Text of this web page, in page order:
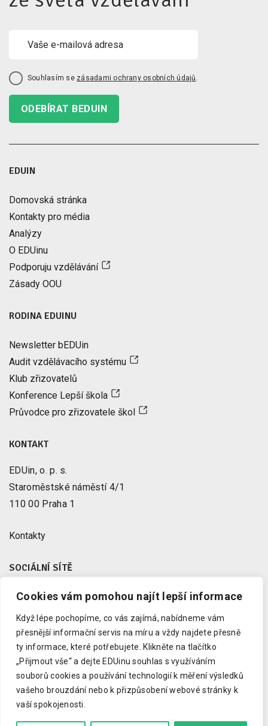
Cookies vám pomohou najít lepší informace
Když lépe pochopíme, co vás zajímá, nabídneme vám
přesnější informační servis na míru a vždy najdete přesně
ty informace, které potřebujete.
Klikněte na tlačítko
„Přijmout vše“ a dejte EDUinu souhlas s využíváním
souborů cookies a používání technologií k měření výsledků
vašeho brouzdání nebo k přizpůsobení webové stránky k
vaší spokojenosti.
Souhlasím se zásadami ochrany osobních údajů .
ODEBÍRAT BEDUIN
EDUIN
Domovská stránka
Kontakty pro média
Analýzy
O EDUinu
Podporuju vzdělávání
Zásady OOU
RODINA EDUINU
Newsletter bEDUin
Audit vzdělávacího systému
Klub zřizovatelů
Konference Lepší škola
Průvodce pro zřizovatele škol
KONTAKT
EDUin, o. p. s.
Staroměstské náměstí 4/1
110 00 Praha 1
Kontakty
SOCIÁLNÍ SÍTĚ
Facebook
Instagram
Youtube
LinkedIn
Copyright © 2023 EDUin, o. p. s.